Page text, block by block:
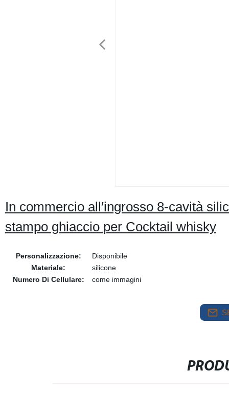
In commercio all′ingrosso 8-cavità
stampo ghiaccio per Cocktail whisky
Personalizzazione:
Disponibile
Materiale:
silicone
Numero Di Cellulare:
come immagini